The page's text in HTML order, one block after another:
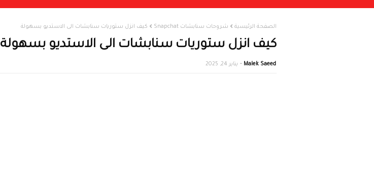
الصفحة الرئيسية شروحات سنابشات Snapchat كيف انزل ستوريات سنابشات الى الاستديو بسهولة
كيف انزل ستوريات سنابشات الى الاستديو بسهولة
Malek Saeed يناير 24, 2025